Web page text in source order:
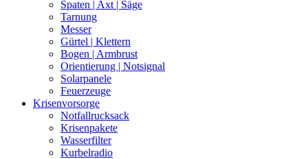
Spaten | Axt | Säge
Tarnung
Messer
Gürtel | Klettern
Bogen | Armbrust
Orientierung | Notsignal
Solarpanele
Feuerzeuge
Krisenvorsorge
Notfallrucksack
Krisenpakete
Wasserfilter
Kurbelradio